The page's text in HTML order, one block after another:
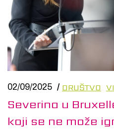
02/09/2025 / DRUŠTVO
Severina u
koji se ne može